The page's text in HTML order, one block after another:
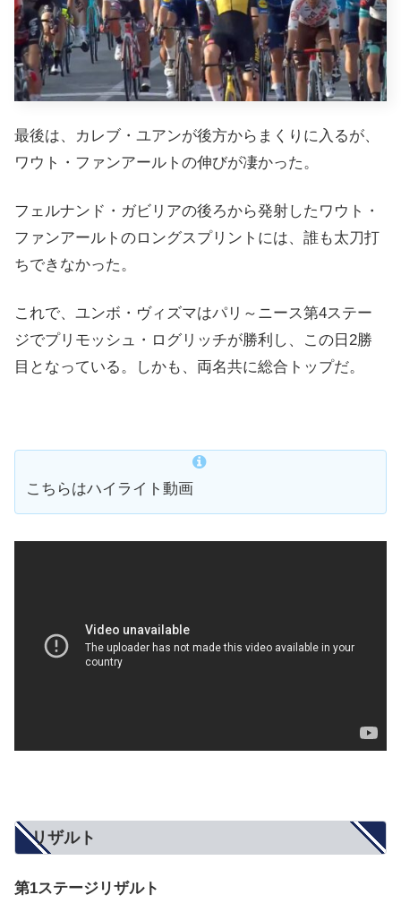
最後は、カレブ・ユアンが後方からまくりに入るが、
ワウト・ファンアールトの伸びが凄かった。
フェルナンド・ガビリアの後ろから発射したワウト・
ファンアールトのロングスプリントには、誰も太刀打
ちできなかった。
これで、ユンボ・ヴィズマはパリ～ニース第4ステー
ジでプリモッシュ・ログリッチが勝利し、この日2勝
目となっている。しかも、両名共に総合トップだ。
こちらはハイライト動画
リザルト
第1ステージリザルト